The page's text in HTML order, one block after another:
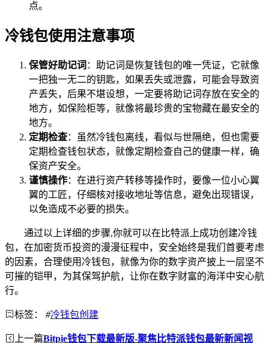
点。
冷钱包使用注意事项
保管好助记词 ：助记词是恢复钱包的唯一凭证，它就像
一把独一无二的钥匙，如果丢失或泄露，可能会导致资
产丢失，后果不堪设想，一定要将助记词存放在安全的
地方，如保险柜等，就像将最珍贵的宝物藏在最安全的
地方。
定期检查：虽然冷钱包离线，看似与世隔绝，但也需要
定期检查钱包状态，就像定期检查自己的健康一样，确
保资产安全。
谨慎操作：在进行资产转移等操作时，要像一位小心翼
翼的工匠，仔细核对接收地址等信息，避免出现错误，
以免造成不必要的损失。
通过以上详细的步骤,你就可以在比特派上成功创建冷钱
包，在加密货币投资的漫漫征程中，安全始终是我们首要考虑
的因素，合理使用冷钱包，就像为你的数字资产披上一层坚不
可摧的铠甲，为其保驾护航，让你在数字财富的海洋中安心航
行。
标签： #冷钱包创建
上一篇Bitpie钱包下载最新版-聚焦比特派钱包最新新闻视